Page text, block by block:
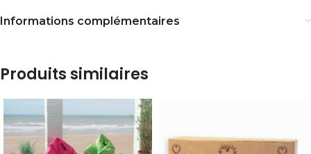
Informations complémentaires
Produits similaires